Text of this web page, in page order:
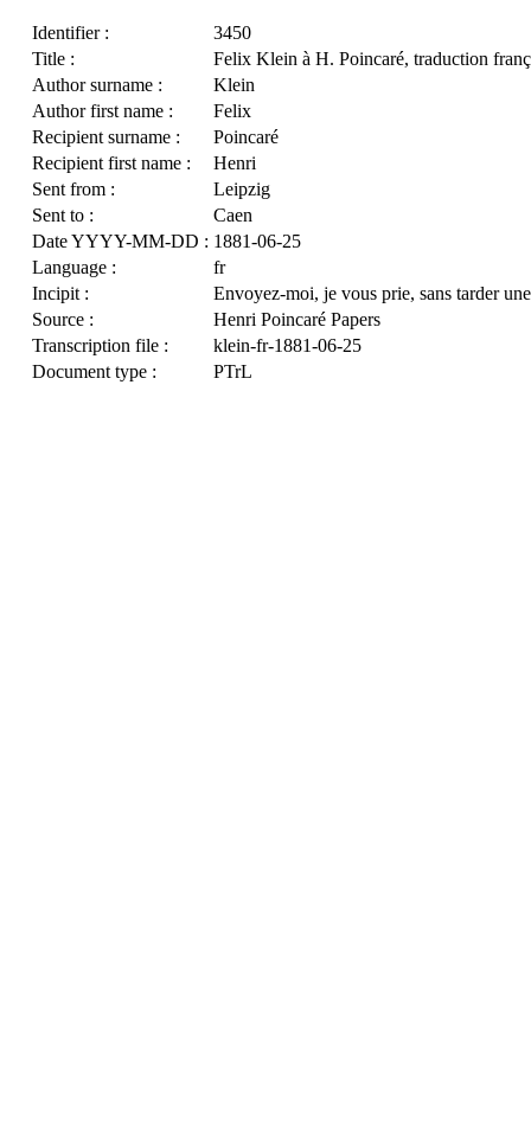
Identifier :
3450
Title :
Felix Klein à H. Poincaré, traduction
Author surname :
Klein
Author first name :
Felix
Recipient surname :
Poincaré
Recipient first name :
Henri
Sent from :
Leipzig
Sent to :
Caen
Date YYYY-MM-DD : 1881-06-25
Language :
fr
Incipit :
Envoyez-moi, je vous prie, sans tarder
Source :
Henri Poincaré Papers
Transcription file :
klein-fr-1881-06-25
Document type :
PTrL